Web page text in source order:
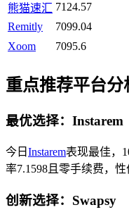
熊猫速汇 7124.57
Remitly
7099.04
Xoom
7095.6
重点推荐平台分
最优选择：Instarem
今日 Instarem表现最佳，
率7.1598且零手续费，性
创新选择：Swapsy